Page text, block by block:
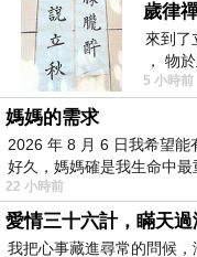
被懸掛在木頭
至高的愛
盡見於刺穿的手
看！
血在流
反映愛沒保留
持續不死的愛到萬世
惟求奉上生命全歸主
歲律
來到了
， 物
5 小時前
媽媽的需求
2026 年 8 月 6 日我希望能
好久，媽媽確是我生命中
22 小時前
愛情三十六計，瞞天過
我把心事藏進尋常的問候